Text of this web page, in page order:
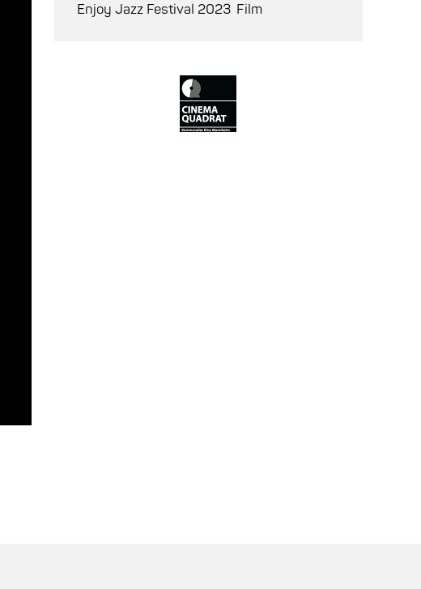
Enjoy Jazz Festival 2023 Film